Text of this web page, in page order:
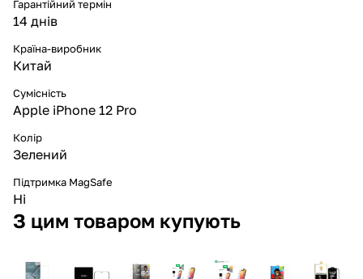
Гарантійний термін
14 днів
Країна-виробник
Китай
Сумісність
Apple iPhone 12 Pro
Колір
Зелений
Підтримка MagSafe
Ні
З цим товаром купують